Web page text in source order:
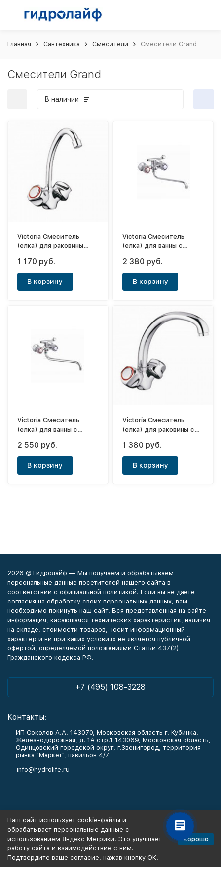
Главная Сантехника Смесители Смесители Grand
Смесители Grand
В наличии
Victoria Смеситель
(елка) для раковины
Grand
1 170 руб.
В корзину
Victoria Смеситель
(елка) для ванны с
(толстый корпус) 1/2"
Grand
2 380 руб.
В корзину
Victoria Смеситель
(елка) для ванны с
(толстый корпус) 1/2"
Grand
2 550 руб.
В корзину
Victoria Смеситель
(елка) для раковины с
(толстый корпус) 1/2"
Grand
1 380 руб.
В корзину
2026 © Гидролайф — Мы получаем и обрабатываем
персональные данные посетителей нашего сайта в
соответствии с официальной политикой. Если вы не даете
согласия на обработку своих персональных данных, вам
необходимо покинуть наш сайт. Вся представленная на сайте
информация, касающаяся технических характеристик, наличия
на складе, стоимости товаров, носит информационный
характер и ни при каких условиях не является публичной
офертой, определяемой положениями Статьи 437(2)
Гражданского кодекса РФ.
+7 (495) 108-3228
Контакты:
ИП Соколов А.А. 143070, Московская область г. Кубинка,
Железнодорожная, д. 1А стр.1 143069, Московская область,
Одинцовский городской округ, г.Звенигород, территория
рынка "Маркет", павильон 4/7
info@hydrolife.ru
Информация
Политика персональных данных
Наш сайт использует cookie-файлы и
обрабатывает персональные данные с
использованием Яндекс Метрики. Это улучшает
работу сайта и взаимодействие с ним.
Подтвердите ваше согласие, нажав кнопку ОК.
Хорошо